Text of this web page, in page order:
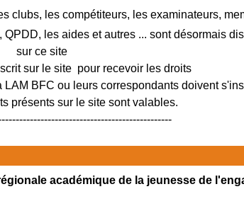
les compétiteurs, les examinateurs,
les aides et autres ... sont désormais
sur ce site
sur le site pour recevoir les droits
BFC ou leurs correspondants doivent
présents sur le site sont valables.
académique de la jeunesse de